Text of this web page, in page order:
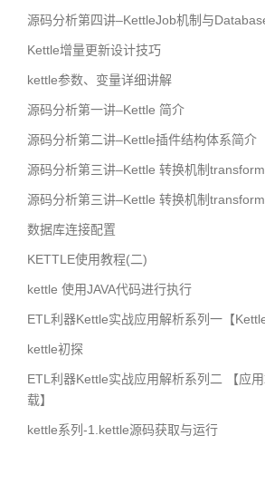
源码分析第四讲–KettleJob机制与
Kettle增量更新设计技巧
kettle参数、变量详细讲解
源码分析第一讲–Kettle 简介
源码分析第二讲–Kettle插件结构体系简介
源码分析第三讲–Kettle 转换机制
源码分析第三讲–Kettle 转换机制
数据库连接配置
KETTLE使用教程(二)
kettle 使用JAVA代码进行执行
ETL利器Kettle实战应用解析系列一【
kettle初探
ETL利器Kettle实战应用解析系列二 【应
载】
kettle系列-1.kettle源码获取与运行